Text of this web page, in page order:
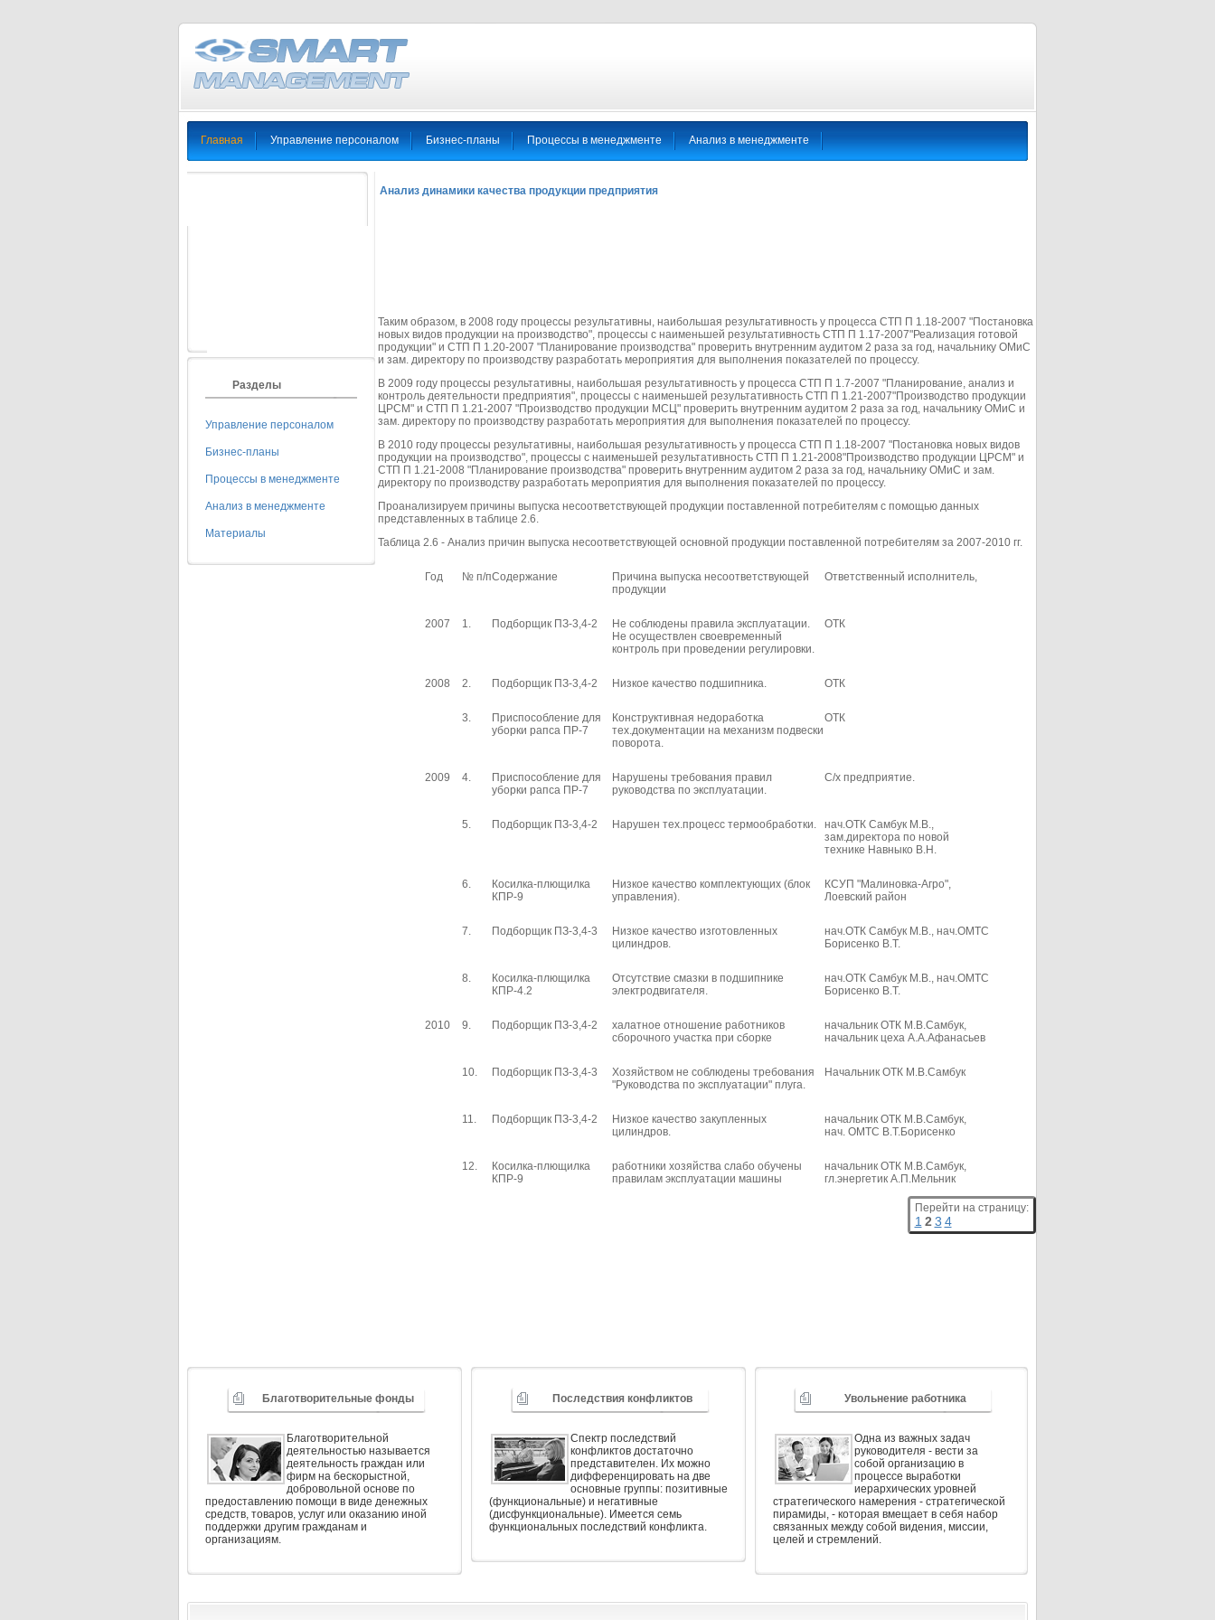
Главная Управление персоналом Бизнес-планы Процессы в менеджменте Анализ в менеджменте
Анализ динамики качества продукции предприятия
Таким образом, в 2008 году процессы результативны, наибольшая результативность у процесса СТП П 1.18-2007 "Постановка
новых видов продукции на производство", процессы с наименьшей результативность СТП П 1.17-2007"Реализация готовой
продукции" и СТП П 1.20-2007 "Планирование производства" проверить внутренним аудитом 2 раза за год, начальнику ОМиС
и зам. директору по производству разработать мероприятия для выполнения показателей по процессу.
В 2009 году процессы результативны, наибольшая результативность у процесса СТП П 1.7-2007 "Планирование, анализ и
контроль деятельности предприятия", процессы с наименьшей результативность СТП П 1.21-2007"Производство продукции
ЦРСМ" и СТП П 1.21-2007 "Производство продукции МСЦ" проверить внутренним аудитом 2 раза за год, начальнику ОМиС и
зам. директору по производству разработать мероприятия для выполнения показателей по процессу.
В 2010 году процессы результативны, наибольшая результативность у процесса СТП П 1.18-2007 "Постановка новых видов
продукции на производство", процессы с наименьшей результативность СТП П 1.21-2008"Производство продукции ЦРСМ" и
СТП П 1.21-2008 "Планирование производства" проверить внутренним аудитом 2 раза за год, начальнику ОМиС и зам.
директору по производству разработать мероприятия для выполнения показателей по процессу.
Проанализируем причины выпуска несоответствующей продукции поставленной потребителям с помощью данных
представленных в таблице 2.6.
Таблица 2.6 - Анализ причин выпуска несоответствующей основной продукции поставленной потребителям за 2007-2010 гг.
Год № п/пСодержание
Причина выпуска несоответствующей
продукции
Ответственный исполнитель,
2007 1. Подборщик ПЗ-3,4-2
Не соблюдены правила эксплуатации.
Не осуществлен своевременный
контроль при проведении регулировки.
ОТК
2008 2. Подборщик ПЗ-3,4-2 Низкое качество подшипника. ОТК
3.
Приспособление для
уборки рапса ПР-7
Конструктивная недоработка
тех.документации на механизм подвески
поворота.
ОТК
2009 4.
Приспособление для
уборки рапса ПР-7
Нарушены требования правил
руководства по эксплуатации.
С/х предприятие.
5. Подборщик ПЗ-3,4-2 Нарушен тех.процесс термообработки.
нач.ОТК Самбук М.В.,
зам.директора по новой
технике Навныко В.Н.
6.
Косилка-плющилка
КПР-9
Низкое качество комплектующих (блок
управления).
КСУП "Малиновка-Агро",
Лоевский район
7. Подборщик ПЗ-3,4-3
Низкое качество изготовленных
цилиндров.
нач.ОТК Самбук М.В., нач.ОМТС
Борисенко В.Т.
8.
Косилка-плющилка
КПР-4.2
Отсутствие смазки в подшипнике
электродвигателя.
нач.ОТК Самбук М.В., нач.ОМТС
Борисенко В.Т.
2010 9. Подборщик ПЗ-3,4-2
халатное отношение работников
сборочного участка при сборке
начальник ОТК М.В.Самбук,
начальник цеха А.А.Афанасьев
10. Подборщик ПЗ-3,4-3
Хозяйством не соблюдены требования
"Руководства по эксплуатации" плуга.
Начальник ОТК М.В.Самбук
11. Подборщик ПЗ-3,4-2
Низкое качество закупленных
цилиндров.
начальник ОТК М.В.Самбук,
нач. ОМТС В.Т.Борисенко
12.
Косилка-плющилка
КПР-9
работники хозяйства слабо обучены
правилам эксплуатации машины
начальник ОТК М.В.Самбук,
гл.энергетик А.П.Мельник
Перейти на страницу:
1 2 3 4
Разделы
Управление персоналом
Бизнес-планы
Процессы в менеджменте
Анализ в менеджменте
Материалы
Благотворительные фонды
Благотворительной
деятельностью называется
деятельность граждан или
фирм на бескорыстной,
добровольной основе по
предоставлению помощи в виде денежных
средств, товаров, услуг или оказанию иной
поддержки другим гражданам и
организациям.
Последствия конфликтов
Спектр последствий
конфликтов достаточно
представителен. Их можно
дифференцировать на две
основные группы: позитивные
(функциональные) и негативные
(дисфункциональные). Имеется семь
функциональных последствий конфликта.
Увольнение работника
Одна из важных задач
руководителя - вести за
собой организацию в
процессе выработки
иерархических уровней
стратегического намерения - стратегической
пирамиды, - которая вмещает в себя набор
связанных между собой видения, миссии,
целей и стремлений.